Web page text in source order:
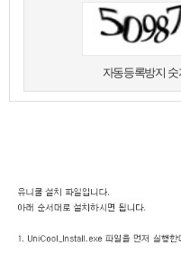
자동등록방지